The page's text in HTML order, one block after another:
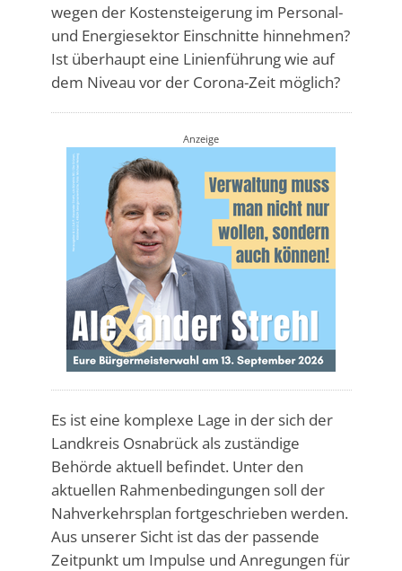
wegen der Kostensteigerung im Personal-
und Energiesektor Einschnitte hinnehmen?
Ist überhaupt eine Linienführung wie auf
dem Niveau vor der Corona-Zeit möglich?
Anzeige
Es ist eine komplexe Lage in der sich der
Landkreis Osnabrück als zuständige
Behörde aktuell befindet. Unter den
aktuellen Rahmenbedingungen soll der
Nahverkehrsplan fortgeschrieben werden.
Aus unserer Sicht ist das der passende
Zeitpunkt um Impulse und Anregungen für